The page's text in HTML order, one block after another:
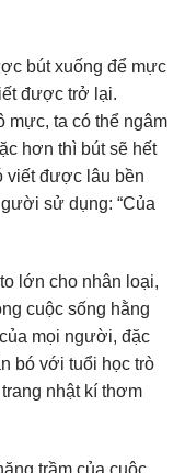
bút xuống để mực
được trở lại.
mực, ta có thể ngâm
hơn thì bút sẽ hết
viết được lâu bền
sử dụng: “Của
lớn cho nhân loại,
cuộc sống hằng
mọi người, đặc
bó với tuổi học trò
nhật kí thơm
trầm của cuộc